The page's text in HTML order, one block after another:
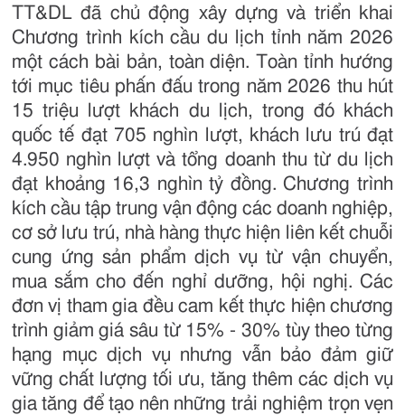
TT&DL đã chủ động xây dựng và triển khai
Chương trình kích cầu du lịch tỉnh năm 2026
một cách bài bản, toàn diện. Toàn tỉnh hướng
tới mục tiêu phấn đấu trong năm 2026 thu hút
15 triệu lượt khách du lịch, trong đó khách
quốc tế đạt 705 nghìn lượt, khách lưu trú đạt
4.950 nghìn lượt và tổng doanh thu từ du lịch
đạt khoảng 16,3 nghìn tỷ đồng. Chương trình
kích cầu tập trung vận động các doanh nghiệp,
cơ sở lưu trú, nhà hàng thực hiện liên kết chuỗi
cung ứng sản phẩm dịch vụ từ vận chuyển,
mua sắm cho đến nghỉ dưỡng, hội nghị. Các
đơn vị tham gia đều cam kết thực hiện chương
trình giảm giá sâu từ 15% - 30% tùy theo từng
hạng mục dịch vụ nhưng vẫn bảo đảm giữ
vững chất lượng tối ưu, tăng thêm các dịch vụ
gia tăng để tạo nên những trải nghiệm trọn vẹn